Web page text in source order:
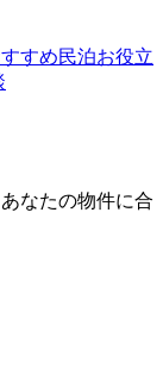
すめ民泊お役立
なたの物件に合